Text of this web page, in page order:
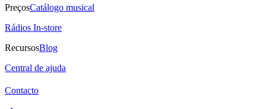
PreçosCatálogo musical
Rádios In-store
RecursosBlog
Central de ajuda
Contacto